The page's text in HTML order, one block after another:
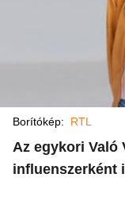
Borítókép: RTL
Az egykori Való
influenszerként